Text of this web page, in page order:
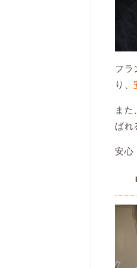
フラ
り、
また
ばれ
安心